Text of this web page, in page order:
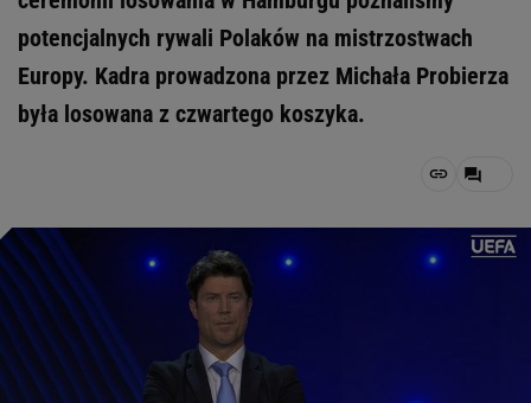
potencjalnych rywali Polaków na mistrzostwach
Europy. Kadra prowadzona przez Michała Probierza
była losowana z czwartego koszyka.